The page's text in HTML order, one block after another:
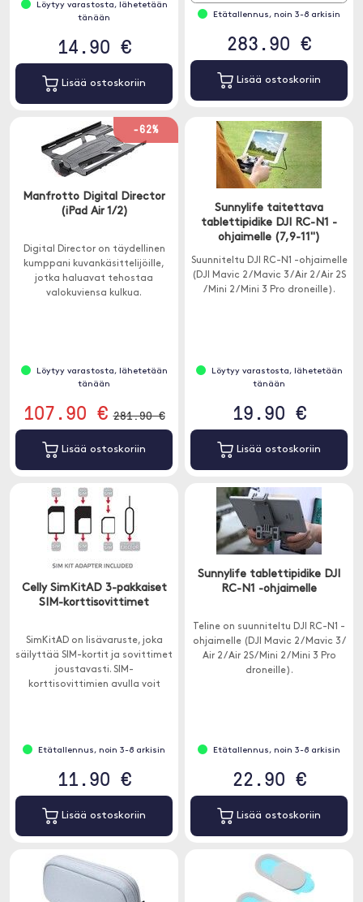
Löytyy varastosta, lähetetään
tänään
14.90 €
Lisää ostoskoriin
Etätallennus, noin 3-8 arkisin
283.90 €
Lisää ostoskoriin
-62%
Manfrotto Digital Director
(iPad Air 1/2)
Digital Director on täydellinen
kumppani kuvankäsittelijöille,
jotka haluavat tehostaa
valokuviensa kulkua.
Löytyy varastosta, lähetetään
tänään
107.90 € 281.90 €
Lisää ostoskoriin
Sunnylife taitettava
tablettipidike DJI RC-N1 -
ohjaimelle (7,9-11")
Suunniteltu DJI RC-N1 -ohjaimelle
(DJI Mavic 2 / Mavic 3 / Air 2 / Air 2S
/ Mini 2 / Mini 3 Pro droneille).
Löytyy varastosta, lähetetään
tänään
19.90 €
Lisää ostoskoriin
Celly SimKitAD 3-pakkaiset
SIM-korttisovittimet
SimKitAD on lisävaruste, joka
säilyttää SIM-kortit ja sovittimet
joustavasti. SIM-
korttisovittimien avulla voit
Etätallennus, noin 3-8 arkisin
11.90 €
Lisää ostoskoriin
Sunnylife tablettipidike DJI
RC-N1 -ohjaimelle
Teline on suunniteltu DJI RC-N1 -
ohjaimelle (DJI Mavic 2 / Mavic 3 /
Air 2 / Air 2S / Mini 2 / Mini 3 Pro
droneille).
Etätallennus, noin 3-8 arkisin
22.90 €
Lisää ostoskoriin